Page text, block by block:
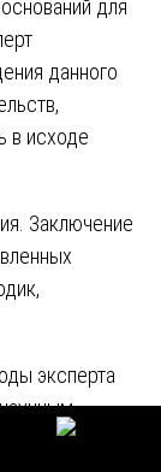
для
данного
в исходе
Заключение
эксперта